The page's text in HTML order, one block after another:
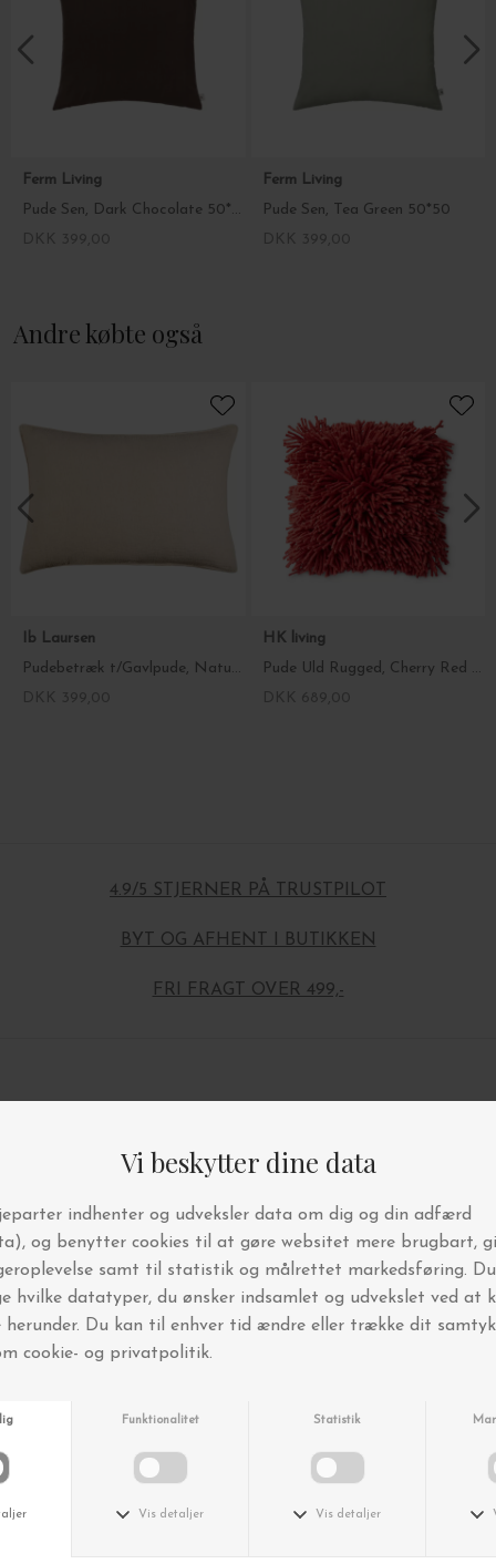
Ferm Living
Pude Sen, Dark Chocolate 50*50
Ferm Living
Pude Sen, Tea Green 50*50
Andre købte også
Ib Laursen
Pudebetræk t/Gavlpude, Natur Dobbeltvævet 60*90
HK living
Pude Uld Rugged, Cherry Red 50*50
4.9/5 STJERNER PÅ TRUSTPILOT
BYT OG AFHENT I BUTIKKEN
FRI FRAGT OVER 499,-
Andre købte også